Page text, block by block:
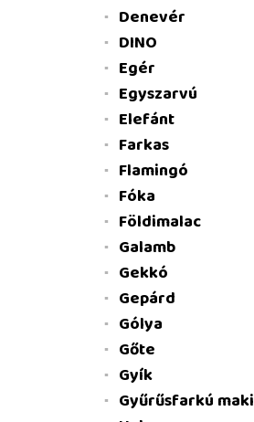
Denevér
DINO
Egér
Egyszarvú
Elefánt
Farkas
Flamingó
Fóka
Földimalac
Galamb
Gekkó
Gepárd
Gólya
Gőte
Gyík
Gyűrűsfarkú maki